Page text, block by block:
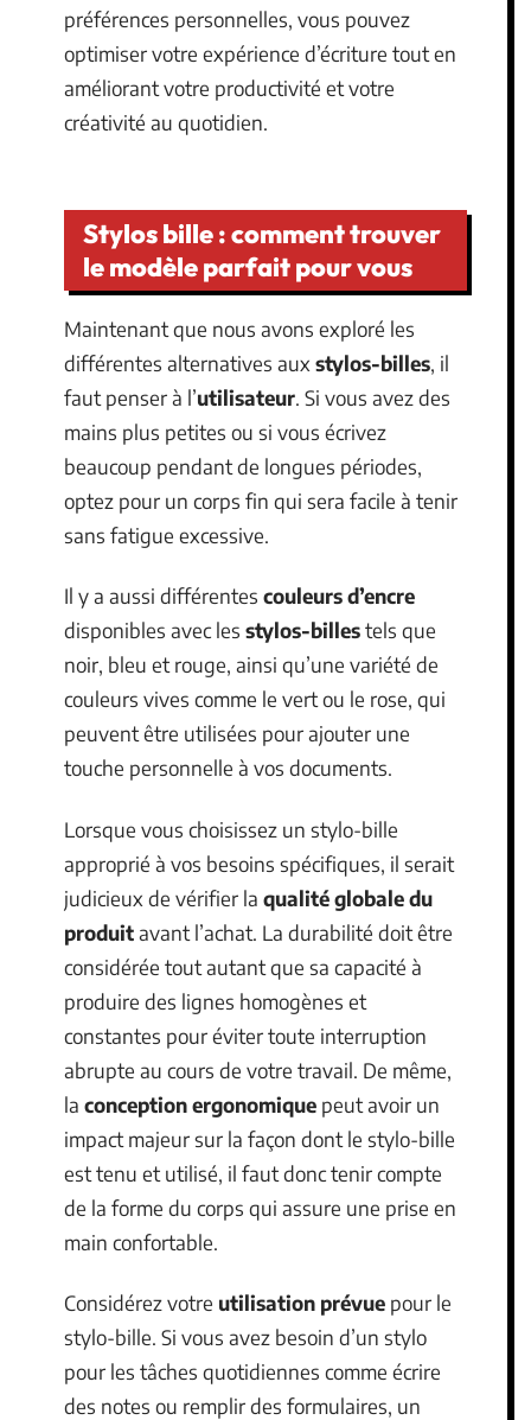
préférences personnelles, vous pouvez
optimiser votre expérience d’écriture tout en
améliorant votre productivité et votre
créativité au quotidien.
Stylos bille : comment trouver
le modèle parfait pour vous
Maintenant que nous avons exploré les
différentes alternatives aux stylos-billes, il
faut penser à l’utilisateur. Si vous avez des
mains plus petites ou si vous écrivez
beaucoup pendant de longues périodes,
optez pour un corps fin qui sera facile à tenir
sans fatigue excessive.
Il y a aussi différentes couleurs d’encre
disponibles avec les stylos-billestels que
noir, bleu et rouge, ainsi qu’une variété de
couleurs vives comme le vert ou le rose, qui
peuvent être utilisées pour ajouter une
touche personnelle à vos documents.
Lorsque vous choisissez un stylo-bille
approprié à vos besoins spécifiques, il serait
judicieux de vérifier la qualité globale du
produitavant l’achat. La durabilité doit être
considérée tout autant que sa capacité à
produire des lignes homogènes et
constantes pour éviter toute interruption
abrupte au cours de votre travail. De même,
la conception ergonomique peut avoir un
impact majeur sur la façon dont le stylo-bille
est tenu et utilisé, il faut donc tenir compte
de la forme du corps qui assure une prise en
main confortable.
Considérez votre utilisation prévue pour le
stylo-bille. Si vous avez besoin d’un stylo
pour les tâches quotidiennes comme écrire
des notes ou remplir des formulaires, un